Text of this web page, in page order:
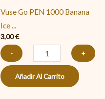
Vuse Go PEN 1000 Banana
Ice ...
3,00€
-
+
Añadir Al Carrito